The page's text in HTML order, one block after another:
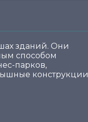
зданий. Они
способом
парков,
конструкции